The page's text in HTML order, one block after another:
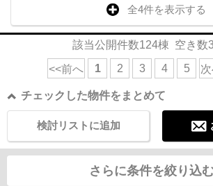
全4件を表示する
該当公開件数124棟 空き数
<<前へ 1 2 3 4 5
チェックした物件をまとめて
検討リストに追加
さらに条件を絞り込